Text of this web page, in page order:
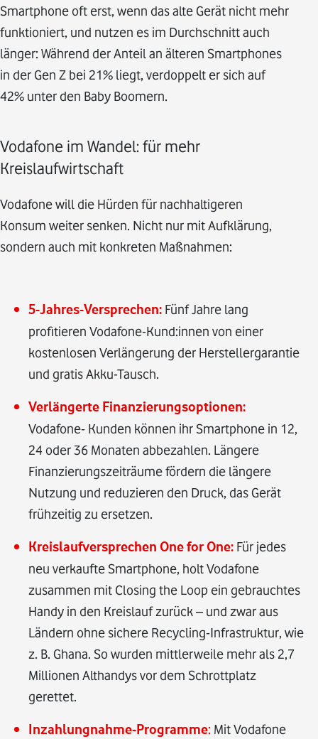
Smartphone oft erst, wenn das alte Gerät nicht mehr
funktioniert, und nutzen es im Durchschnitt auch
länger: Während der Anteil an älteren Smartphones
in der Gen Z bei 21% liegt, verdoppelt er sich auf
42% unter den Baby Boomern.
Vodafone im Wandel: für mehr
Kreislaufwirtschaft
Vodafone will die Hürden für nachhaltigeren
Konsum weiter senken. Nicht nur mit Aufklärung,
sondern auch mit konkreten Maßnahmen:
5-Jahres-Versprechen: Fünf Jahre lang
profitieren Vodafone-Kund:innen von einer
kostenlosen Verlängerung der Herstellergarantie
und gratis Akku-Tausch.
Verlängerte Finanzierungsoptionen:
Vodafone- Kunden können ihr Smartphone in 12,
24 oder 36 Monaten abbezahlen. Längere
Finanzierungszeiträume fördern die längere
Nutzung und reduzieren den Druck, das Gerät
frühzeitig zu ersetzen.
Kreislaufversprechen One for One: Für jedes
neu verkaufte Smartphone, holt Vodafone
zusammen mit Closing the Loop ein gebrauchtes
Handy in den Kreislauf zurück – und zwar aus
Ländern ohne sichere Recycling-Infrastruktur, wie
z. B. Ghana. So wurden mittlerweile mehr als 2,7
Millionen Althandys vor dem Schrottplatz
gerettet.
Inzahlungnahme-Programme: Mit Vodafone